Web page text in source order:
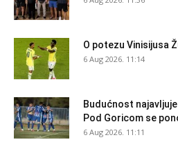
O potezu Vinisijusa
6 Aug 2026. 11:14
Budućnost
Pod Goricom se
6 Aug 2026. 11:11